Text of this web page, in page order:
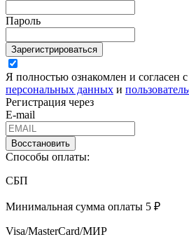
Пароль
Зарегистрироваться
Я полностью ознакомлен и согласен с
персональных данных и
Регистрация через
E-mail
Восстановить
Способы оплаты:
СБП
Минимальная сумма оплаты 5 ₽
Visa/MasterCard/МИР